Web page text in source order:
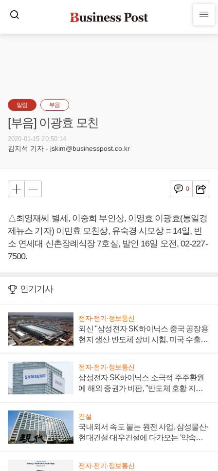
알림 부음
[부음] 이광효 모친
2020-01-15 20:50:14
김지석 기자 - jskim@businesspost.co.kr
0
△최영재씨 별세, 이중희 부인상, 이영효 이광효(통일경
제뉴스 기자) 이민효 모친상, 유숙경 시모상 = 14일, 빈
소 연세대 신촌장례식장 7호실, 발인 16일 오전, 02-227-
7500.
인기기사
전자·전기·정보통신
외신 "삼성전자 SK하이닉스 중국 공장용
현지 생산 반도체 장비 시험, 미국 수출통
전자·전기·정보통신
삼성전자 SK하이닉스 소극적 주주환원
에 해외 증권가 비판, "반도체 호황 지속
건설
국내외서 속도 붙는 원전 사업, 삼성물산·
현대건설·대우건설에 다가오는 '약속의
전자·전기·정보통신